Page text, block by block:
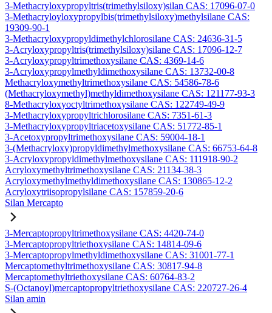
3-Methacryloxypropyltris(trimethylsiloxy)silan CAS: 17096-07-0
3-Methacryloyloxypropylbis(trimethylsiloxy)methylsilane CAS:
19309-90-1
3-Methacryloxypropyldimethylchlorosilane CAS: 24636-31-5
3-Acryloxypropyltris(trimethylsiloxy)silane CAS: 17096-12-7
3-Acryloxypropyltrimethoxysilane CAS: 4369-14-6
3-Acryloxypropylmethyldimethoxysilane CAS: 13732-00-8
Methacryloxymethyltrimethoxysilane CAS: 54586-78-6
(Methacryloxymethyl)methyldimethoxysilane CAS: 121177-93-3
8-Methacryloxyoctyltrimethoxysilane CAS: 122749-49-9
3-Methacryloxypropyltrichlorosilane CAS: 7351-61-3
3-Methacryloxypropyltriacetoxysilane CAS: 51772-85-1
3-Acetoxypropyltrimethoxysilane CAS: 59004-18-1
3-(Methacryloxy)propyldimethylmethoxysilane CAS: 66753-64-8
3-Acryloxypropyldimethylmethoxysilane CAS: 111918-90-2
Acryloxymethyltrimethoxysilane CAS: 21134-38-3
Acryloxymethylmethyldimethoxysilane CAS: 130865-12-2
Acryloxytriisopropylsilane CAS: 157859-20-6
Silan Mercapto
3-Mercaptopropyltrimethoxysilane CAS: 4420-74-0
3-Mercaptopropyltriethoxysilane CAS: 14814-09-6
3-Mercaptopropylmethyldimethoxysilane CAS: 31001-77-1
Mercaptomethyltrimethoxysilane CAS: 30817-94-8
Mercaptomethyltriethoxysilane CAS: 60764-83-2
S-(Octanoyl)mercaptopropyltriethoxysilane CAS: 220727-26-4
Silan amin